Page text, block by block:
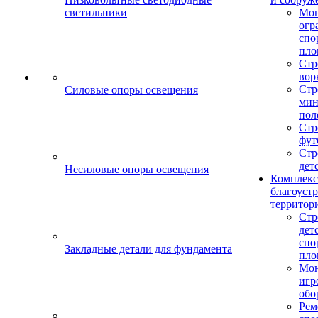
светильники
Силовые опоры освещения
Несиловые опоры освещения
Закладные детали для фундамента